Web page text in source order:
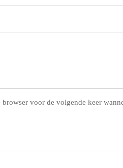
voor de volgende keer